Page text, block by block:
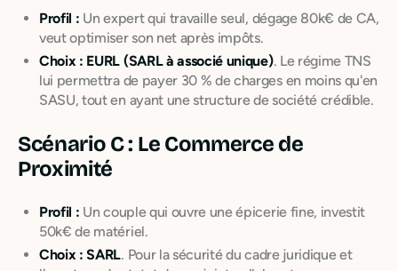
Profil : Un expert qui travaille seul, dégage 80k€ de CA,
veut optimiser son net après impôts.
Choix : EURL (SARL à associé unique). Le régime TNS
lui permettra de payer 30 % de charges en moins qu'en
SASU, tout en ayant une structure de société crédible.
Scénario C : Le Commerce de
Proximité
Profil : Un couple qui ouvre une épicerie fine, investit
50k€ de matériel.
Choix : SARL. Pour la sécurité du cadre juridique et